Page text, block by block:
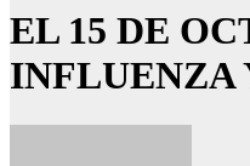
EL 15 DE
INFLUENZA